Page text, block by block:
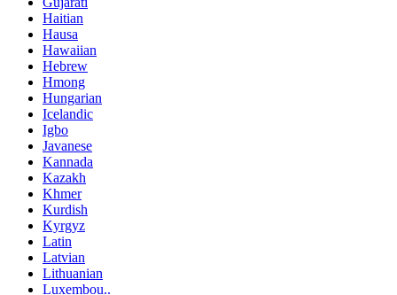
Haitian
Hausa
Hawaiian
Hebrew
Hmong
Hungarian
Icelandic
Igbo
Javanese
Kannada
Kazakh
Khmer
Kurdish
Kyrgyz
Latin
Latvian
Lithuanian
Luxembou..